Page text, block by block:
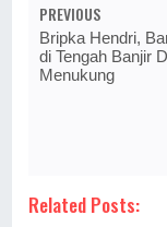
PREVIOUS
Bripka Hendri,
di Tengah Banjir
Menukung
Related Posts: